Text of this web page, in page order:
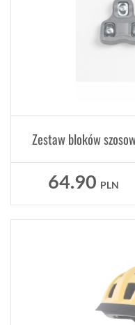
Zestaw bloków
64.90 PLN